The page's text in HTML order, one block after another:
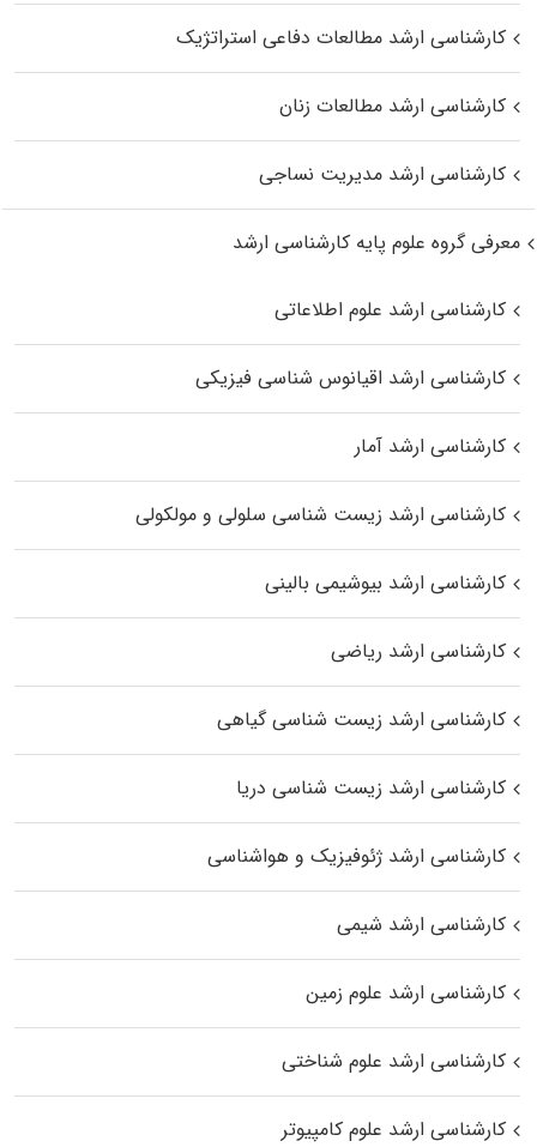
کارشناسی ارشد مطالعات دفاعی استراتژیک
کارشناسی ارشد مطالعات زنان
کارشناسی ارشد مدیریت نساجی
معرفی گروه علوم پایه کارشناسی ارشد
کارشناسی ارشد علوم اطلاعاتی
کارشناسی ارشد اقیانوس‌ شناسی فیزیکی
کارشناسی ارشد آمار
کارشناسی ارشد زیست شناسی سلولی و مولکولی
کارشناسی ارشد بیوشیمی بالینی
کارشناسی ارشد ریاضی
کارشناسی ارشد زیست‌ شناسی گیاهی
کارشناسی ارشد زیست‌ شناسی دریا
کارشناسی ارشد ژئوفیزیک و هواشناسی
کارشناسی ارشد شیمی
کارشناسی ارشد علوم زمین
کارشناسی ارشد علوم شناختی
کارشناسی ارشد علوم کامپیوتر